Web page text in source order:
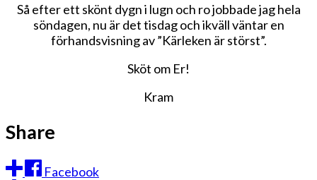
Så efter ett skönt dygn i lugn och ro jobbade jag hela
söndagen, nu är det tisdag och ikväll väntar en
förhandsvisning av ”Kärleken är störst”.
Sköt om Er!
Kram
Share
Facebook